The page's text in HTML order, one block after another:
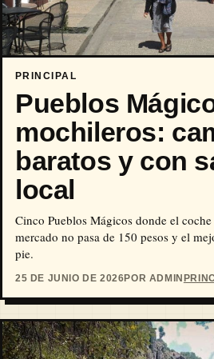
PRINCIPAL
Pueblos
mochileros:
baratos y con
local
Cinco Pueblos Mágicos donde el
mercado no pasa de 150 pesos y el
pie.
25 DE JUNIO DE 2026POR ADMIN